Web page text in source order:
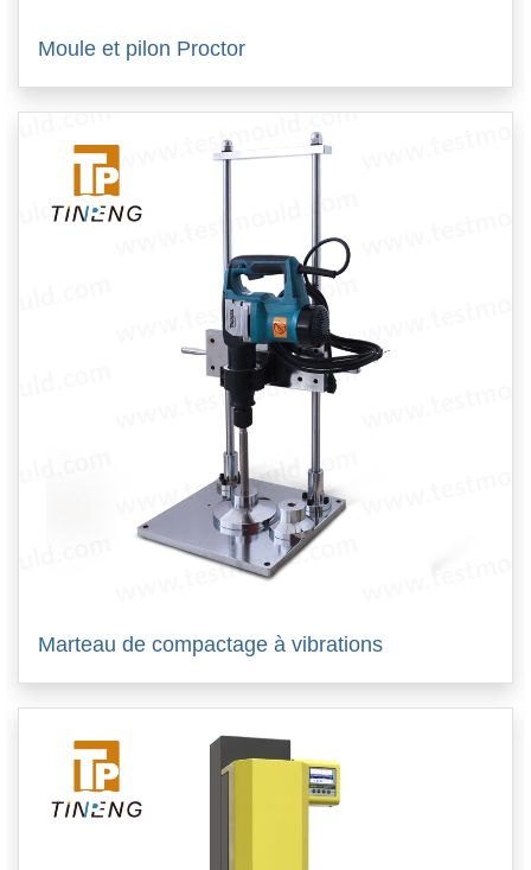
Moule et pilon Proctor
Marteau de compactage à vibrations